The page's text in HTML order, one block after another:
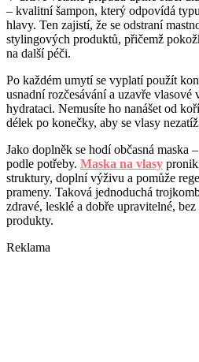
– kvalitní šampon, který odpovídá
hlavy. Ten zajistí, že se odstraní
stylingových produktů, přičemž
na další péči.
Po každém umytí se vyplatí použít
usnadní rozčesávání a uzavře
hydrataci. Nemusíte ho nanášet od
délek po konečky, aby se vlasy
Jako doplněk se hodí občasná maska
podle potřeby. Maska na vlasy
struktury, doplní výživu a pomůže
prameny. Taková jednoduchá
zdravé, lesklé a dobře upravitelné,
produkty.
Reklama